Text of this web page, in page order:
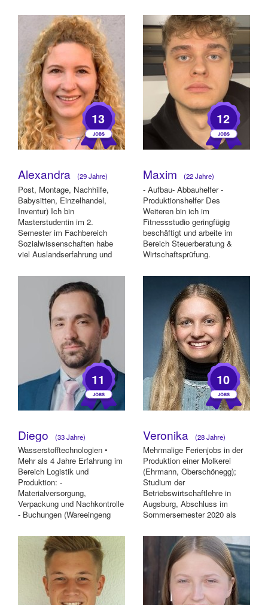
13
Alexandra (29 Jahre)
Post, Montage, Nachhilfe,
Babysitten, Einzelhandel,
Inventur) Ich bin
Masterstudentin im 2.
Semester im Fachbereich
Sozialwissenschaften habe
viel Auslandserfahrung und
12
Maxim (22 Jahre)
- Aufbau- Abbauhelfer -
Produktionshelfer Des
Weiteren bin ich im
Fitnessstudio geringfügig
beschäftigt und arbeite im
Bereich Steuerberatung &
Wirtschaftsprüfung.
11
Diego (33 Jahre)
Wasserstofftechnologien •
Mehr als 4 Jahre Erfahrung im
Bereich Logistik und
Produktion: -
Materialversorgung,
Verpackung und Nachkontrolle
- Buchungen (Wareeingeng
10
Veronika (28 Jahre)
Mehrmalige Ferienjobs in der
Produktion einer Molkerei
(Ehrmann, Oberschönegg);
Studium der
Betriebswirtschaftlehre in
Augsburg, Abschluss im
Sommersemester 2020 als
Infor...